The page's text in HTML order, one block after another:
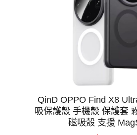
QinD OPPO Find X8
吸保護殼 手機殼 保護套
磁吸殼 支援